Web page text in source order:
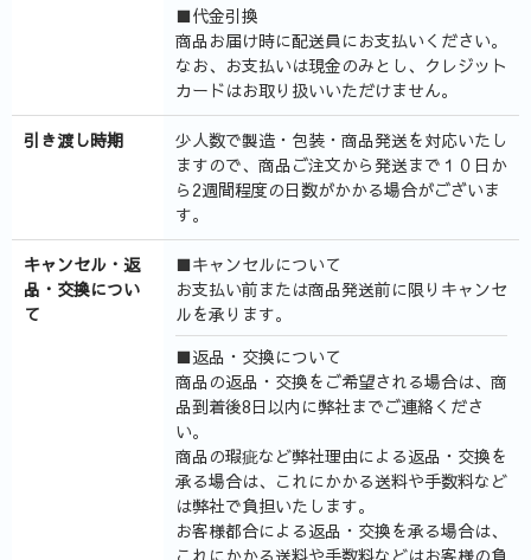
■代金引換
商品お届け時に配送員にお支払いください。
なお、お支払いは現金のみとし、クレジット
カードはお取り扱いいただけません。
引き渡し時期
少人数で製造・包装・商品発送を対応いたし
ますので、商品ご注文から発送まで１０日か
ら2週間程度の日数がかかる場合がございま
す。
キャンセル・返
品・交換につい
て
■キャンセルについて
お支払い前または商品発送前に限りキャンセ
ルを承ります。
■返品・交換について
商品の返品・交換をご希望される場合は、商
品到着後8日以内に弊社までご連絡くださ
い。
商品の瑕疵など弊社理由による返品・交換を
承る場合は、これにかかる送料や手数料など
は弊社で負担いたします。
お客様都合による返品・交換を承る場合は、